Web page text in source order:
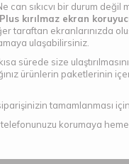
sıkıcvı bir durum değil
kırılmaz ekran
taraftan ekranlarınızda
ulaşabilirsiniz.
sürede size
ürünlerin paketlerinin
tamamlanması
korumaya